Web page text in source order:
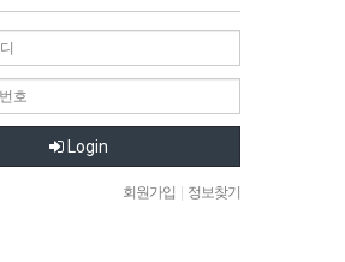
Login
회원가입 정보찾기